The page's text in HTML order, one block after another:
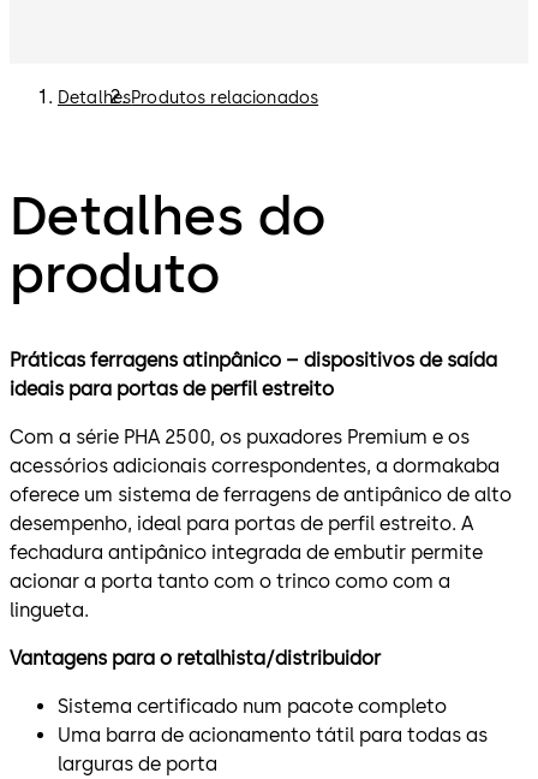
DetalhesProdutos relacionados
Detalhes do
produto
Práticas ferragens atinpânico – dispositivos de saída
ideais para portas de perfil estreito
Com a série PHA 2500, os puxadores Premium e os
acessórios adicionais correspondentes, a dormakaba
oferece um sistema de ferragens de antipânico de alto
desempenho, ideal para portas de perfil estreito. A
fechadura antipânico integrada de embutir permite
acionar a porta tanto com o trinco como com a
lingueta.
Vantagens para o retalhista/distribuidor
Sistema certificado num pacote completo
Uma barra de acionamento tátil para todas as
larguras de porta